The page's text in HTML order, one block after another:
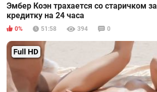
Эмбер Коэн трахается со старичком
кредитку на 24 часа
0% 51:58 394 0